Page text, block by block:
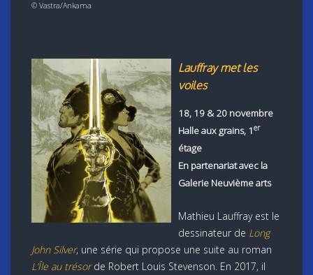
© Vastra/Ankama
Lauffray met les
voiles
18, 19 & 20 novembre
Halle aux grains, 1er
étage
En partenariat avec la
Galerie Neuvième arts
Mathieu Lauffray est le
dessinateur de Long
John Silver, une série qui propose une suite au roman
L’Île au trésorde Robert Louis Stevenson. En 2017, il